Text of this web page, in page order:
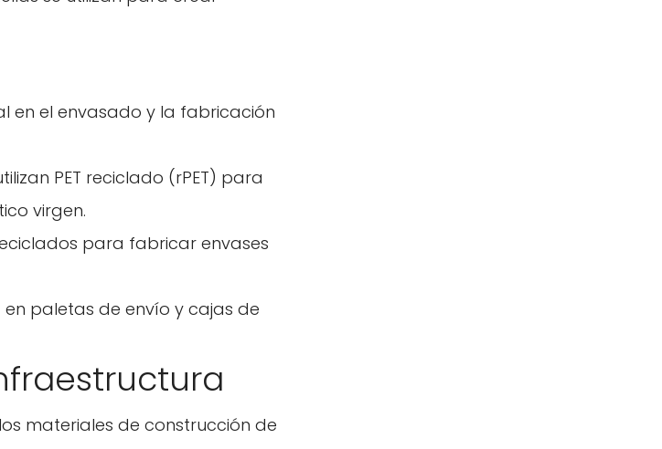
en el envasado y la fabricación
PET reciclado (rPET) para
virgen.
para fabricar envases
paletas de envío y cajas de
materiales de construcción de